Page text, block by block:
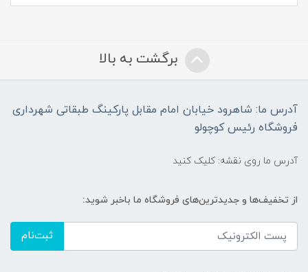
برگشت به بالا
آدرس ما: شاهرود خیابان امام مقابل پارکینگ طبقاتی شهرداری
فروشگاه رئیس کوچولو
آدرس ما روی نقشه: کلیک کنید
از تخفیف‌ها و جدیدترین‌های فروشگاه ما باخبر شوید:
ثبت‌نام